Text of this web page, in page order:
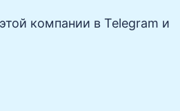
компании в Telegram и